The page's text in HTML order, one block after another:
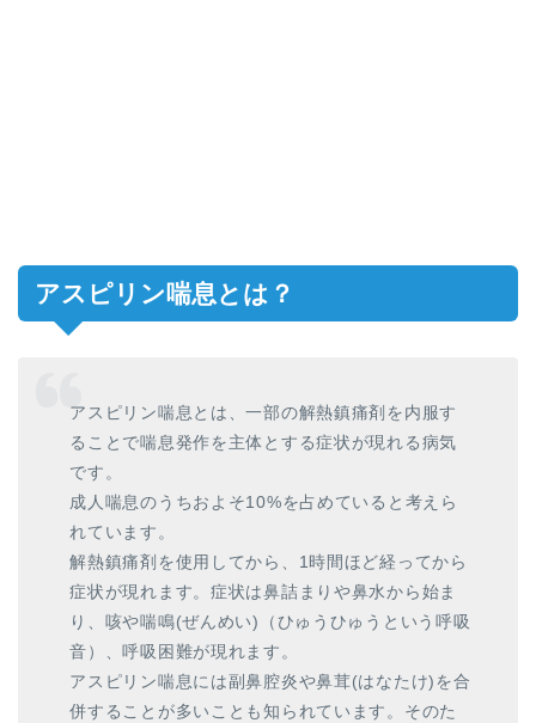
アスピリン喘息とは？
アスピリン喘息とは、一部の解熱鎮痛剤を内服す
ることで喘息発作を主体とする症状が現れる病気
です。
成人喘息のうちおよそ10%を占めていると考えら
れています。
解熱鎮痛剤を使用してから、1時間ほど経ってから
症状が現れます。症状は鼻詰まりや鼻水から始ま
り、咳や喘鳴(ぜんめい)（ひゅうひゅうという呼吸
音）、呼吸困難が現れます。
アスピリン喘息には副鼻腔炎や鼻茸(はなたけ)を合
併することが多いことも知られています。そのた